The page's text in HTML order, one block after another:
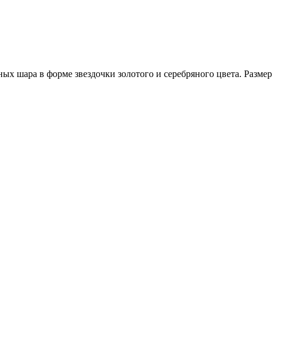
шара в форме звездочки золотого и серебряного цвета. Размер